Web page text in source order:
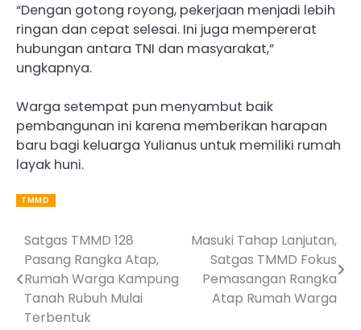
“Dengan gotong royong, pekerjaan menjadi lebih
ringan dan cepat selesai. Ini juga mempererat
hubungan antara TNI dan masyarakat,”
ungkapnya.
Warga setempat pun menyambut baik
pembangunan ini karena memberikan harapan
baru bagi keluarga Yulianus untuk memiliki rumah
layak huni.
TMMD
Post
navigation
Satgas TMMD 128
Pasang Rangka Atap,
Rumah Warga Kampung
Tanah Rubuh Mulai
Terbentuk
Masuki Tahap Lanjutan,
Satgas TMMD Fokus
Pemasangan Rangka
Atap Rumah Warga